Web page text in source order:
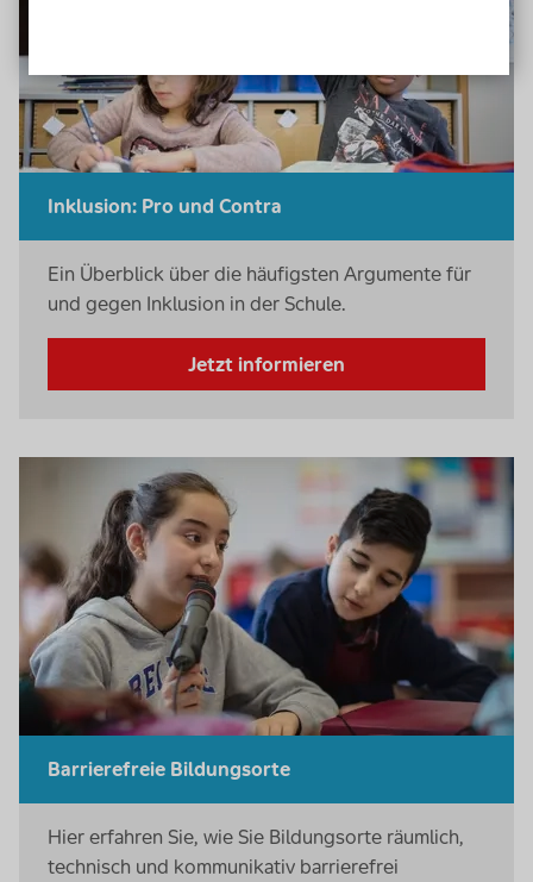
Inklusion: Pro und Contra
Ein Überblick über die häufigsten Argumente für
und gegen Inklusion in der Schule.
Jetzt informieren
Barrierefreie Bildungsorte
Hier erfahren Sie, wie Sie Bildungsorte räumlich,
technisch und kommunikativ barrierefrei